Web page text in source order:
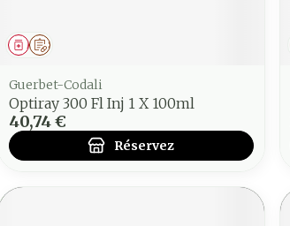
Sur prescription
Médicament
Guerbet-Codali
Optiray 300 Fl Inj 1 X 100ml
40,74 €
Réservez